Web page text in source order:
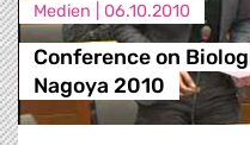
Medien | 06.10.2010
Conference on
Nagoya 2010